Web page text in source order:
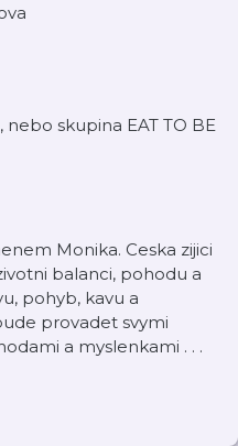
nebo skupina EAT TO BE
Monika. Ceska zijici
balanci, pohodu a
pohyb, kavu a
provadet svymi
a myslenkami . . .